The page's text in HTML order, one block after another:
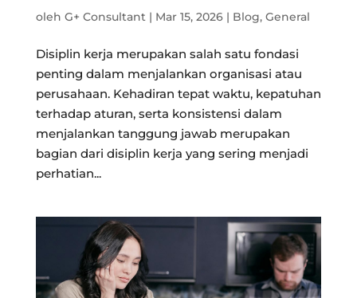
oleh G+ Consultant| Mar 15, 2026| Blog, General
Disiplin kerja merupakan salah satu fondasi
penting dalam menjalankan organisasi atau
perusahaan. Kehadiran tepat waktu, kepatuhan
terhadap aturan, serta konsistensi dalam
menjalankan tanggung jawab merupakan
bagian dari disiplin kerja yang sering menjadi
perhatian...